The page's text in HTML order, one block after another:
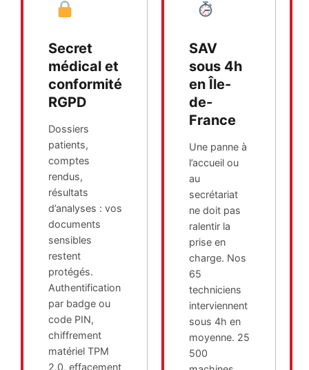
Secret
médical et
conformité
RGPD
Dossiers
patients,
comptes
rendus,
résultats
d’analyses : vos
documents
sensibles
restent
protégés.
Authentification
par badge ou
code PIN,
chiffrement
matériel TPM
2.0, effacement
SAV
sous 4h
en Île-
de-
France
Une panne à
l’accueil ou
au
secrétariat
ne doit pas
ralentir la
prise en
charge. Nos
65
techniciens
interviennent
sous 4h en
moyenne. 25
500